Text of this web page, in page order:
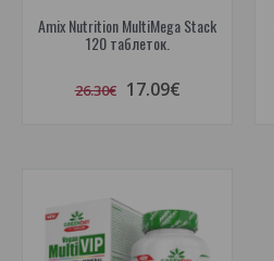
Amix Nutrition MultiMega Stack
120 таблеток.
26.30€ 17.09€